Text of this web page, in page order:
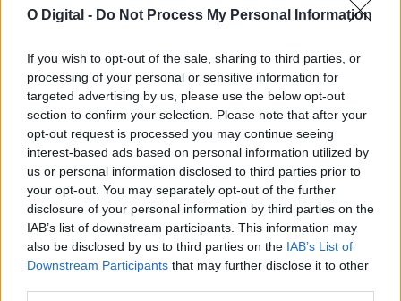
O Digital - Do Not Process My Personal Information
If you wish to opt-out of the sale, sharing to third parties, or
processing of your personal or sensitive information for
targeted advertising by us, please use the below opt-out
section to confirm your selection. Please note that after your
opt-out request is processed you may continue seeing
interest-based ads based on personal information utilized by
us or personal information disclosed to third parties prior to
your opt-out. You may separately opt-out of the further
disclosure of your personal information by third parties on the
IAB’s list of downstream participants. This information may
also be disclosed by us to third parties on the IAB’s List of
Downstream Participants that may further disclose it to other
PS quer explicações do Governo sobre plano de cogestão do
Parque da Serra de São Mamede
O PS exigiu hoje esclarecimentos do Governo sobre a prestação
de contas do Plano...
6 Agosto, 2026 - 13:17